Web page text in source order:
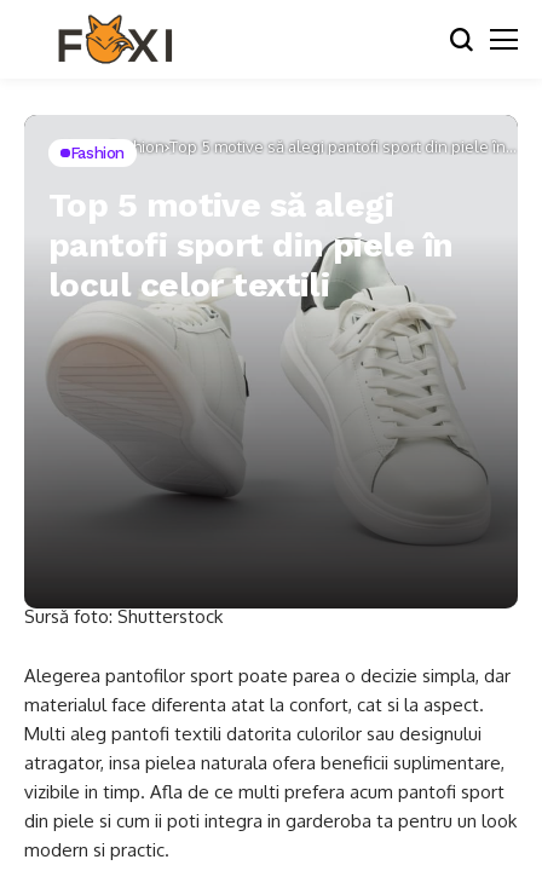
Home Fashion Top 5 motive să alegi pantofi sport din piele în
Fashion
Top 5 motive să alegi
pantofi sport din piele în
locul celor textili
Sursă foto: Shutterstock
Alegerea pantofilor sport poate parea o decizie simpla, dar
materialul face diferenta atat la confort, cat si la aspect.
Multi aleg pantofi textili datorita culorilor sau designului
atragator, insa pielea naturala ofera beneficii suplimentare,
vizibile in timp. Afla de ce multi prefera acum pantofi sport
din piele si cum ii poti integra in garderoba ta pentru un look
modern si practic.